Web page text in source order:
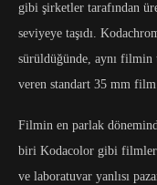
gibi şirketler tarafından
seviyeye taşıdı.
sürüldüğünde, aynı filmin
veren standart 35 mm
Filmin en parlak
biri Kodacolor gibi
ve laboratuvar yanlısı